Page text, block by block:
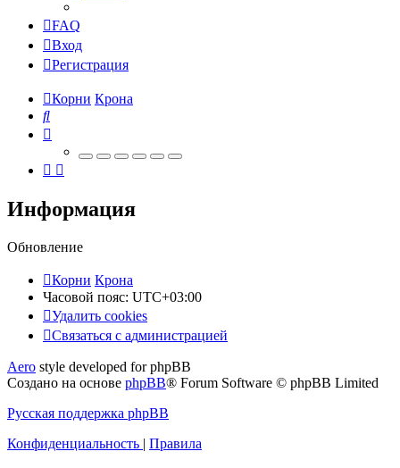
FAQ
Вход
Регистрация
Корни Крона
Поиск
Информация
Обновление
Корни Крона
Часовой пояс: UTC+03:00
Удалить cookies
Связаться
администрацией
Связаться с администрацией
Aero style developed for phpBB
Создано на основе phpBB® Forum Software © phpBB Limited
Русская поддержка phpBB
Конфиденциальность | Правила